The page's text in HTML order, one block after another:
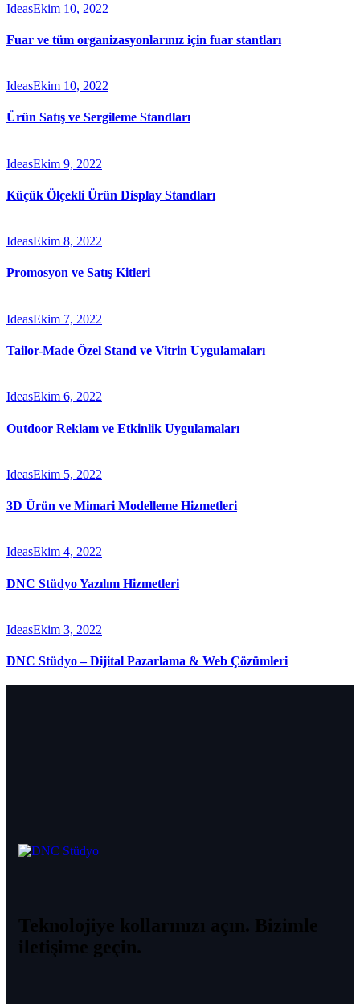
IdeasEkim 10, 2022
Fuar ve tüm organizasyonlarınız için fuar stantları
IdeasEkim 10, 2022
Ürün Satış ve Sergileme Standları
IdeasEkim 9, 2022
Küçük Ölçekli Ürün Display Standları
IdeasEkim 8, 2022
Promosyon ve Satış Kitleri
IdeasEkim 7, 2022
Tailor-Made Özel Stand ve Vitrin Uygulamaları
IdeasEkim 6, 2022
Outdoor Reklam ve Etkinlik Uygulamaları
IdeasEkim 5, 2022
3D Ürün ve Mimari Modelleme Hizmetleri
IdeasEkim 4, 2022
DNC Stüdyo Yazılım Hizmetleri
IdeasEkim 3, 2022
DNC Stüdyo – Dijital Pazarlama & Web Çözümleri
Teknolojiye kollarınızı açın. Bizimle
iletişime geçin.